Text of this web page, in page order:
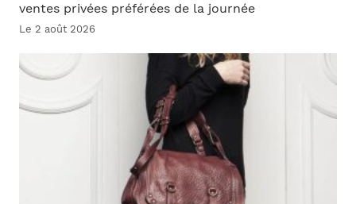
ventes privées préférées de la journée
Le 2 août 2026